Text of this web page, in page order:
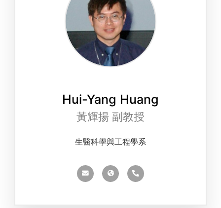
Hui-Yang Huang
黃輝揚 副教授
生醫科學與工程學系